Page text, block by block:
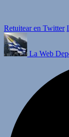
Retuitear en Twitter
La Web